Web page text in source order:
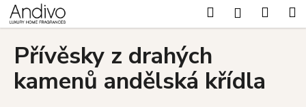
Přejít
na
obsah
HledatPřihlášení
Přívěsky z drahých
kamenů andělská křídla
o
Zpět
Zpět
C
o